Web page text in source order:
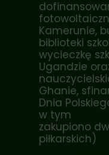
Kamerunie,
biblioteki
wycieczkę
Ugandzie
Ghanie,
Dnia
w tym
zakupiono
piłkarskich)